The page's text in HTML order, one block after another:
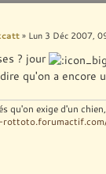
» Lun 3 Déc 2007,
? jour
qu'on a encore
qu'on exige d'un